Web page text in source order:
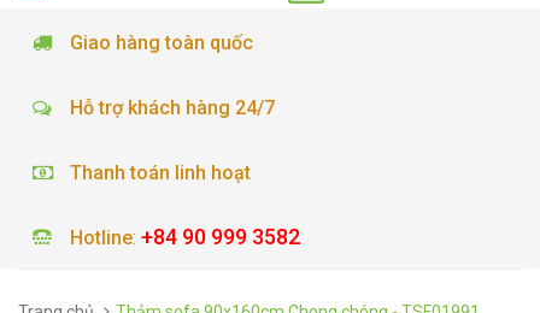
Giao hàng toàn quốc
Hỗ trợ khách hàng 24/7
Thanh toán linh hoạt
Hotline: +84 90 999 3582